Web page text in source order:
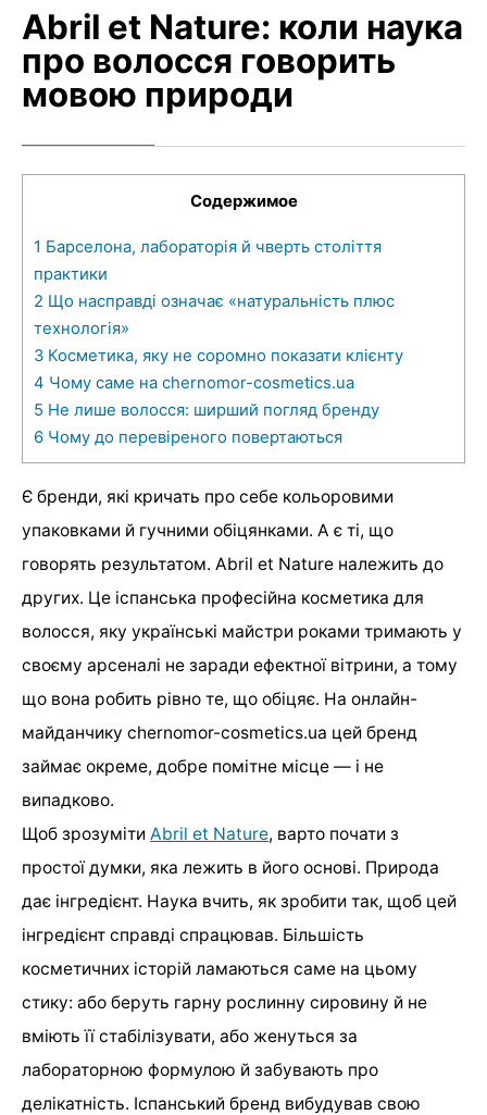
Abril et Nature: коли наука
про волосся говорить
мовою природи
Содержимое
1 Барселона, лабораторія й чверть століття
практики
2 Що насправді означає «натуральність плюс
технологія»
3 Косметика, яку не соромно показати клієнту
4 Чому саме на chernomor-cosmetics.ua
5 Не лише волосся: ширший погляд бренду
6 Чому до перевіреного повертаються
Є бренди, які кричать про себе кольоровими
упаковками й гучними обіцянками. А є ті, що
говорять результатом. Abril et Nature належить до
других. Це іспанська професійна косметика для
волосся, яку українські майстри роками тримають у
своєму арсеналі не заради ефектної вітрини, а тому
що вона робить рівно те, що обіцяє. На онлайн-
майданчику chernomor-cosmetics.ua цей бренд
займає окреме, добре помітне місце — і не
випадково.
Щоб зрозуміти Abril et Nature, варто почати з
простої думки, яка лежить в його основі. Природа
дає інгредієнт. Наука вчить, як зробити так, щоб цей
інгредієнт справді спрацював. Більшість
косметичних історій ламаються саме на цьому
стику: або беруть гарну рослинну сировину й не
вміють її стабілізувати, або женуться за
лабораторною формулою й забувають про
делікатність. Іспанський бренд вибудував свою